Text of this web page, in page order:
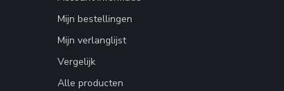
Mijn bestellingen
Mijn verlanglijst
Vergelijk
Alle producten